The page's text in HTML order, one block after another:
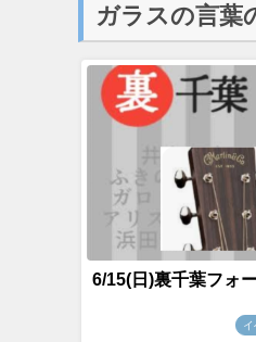
ガラスの言葉
6/15(日)裏千葉フォ
イ